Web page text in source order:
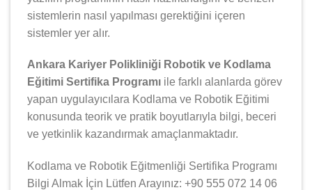
sistemlerin nasıl yapılması gerektiğini içeren
sistemler yer alır.
Ankara Kariyer Polikliniği Robotik ve Kodlama
Eğitimi Sertifika Programı ile farklı alanlarda görev
yapan uygulayıcılara Kodlama ve Robotik Eğitimi
konusunda teorik ve pratik boyutlarıyla bilgi, beceri
ve yetkinlik kazandırmak amaçlanmaktadır.
Kodlama ve Robotik Eğitmenliği Sertifika Programı
Bilgi Almak İçin Lütfen Arayınız: +90 555 072 14 06